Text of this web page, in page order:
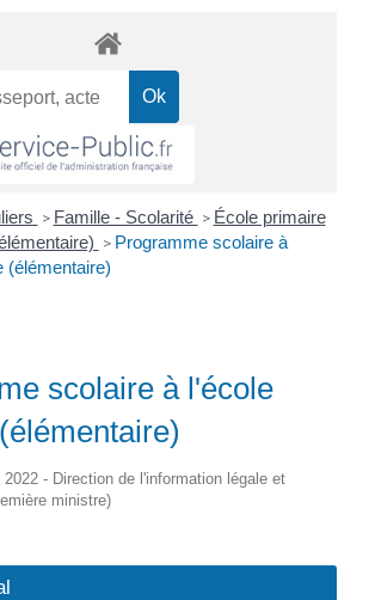
> Famille - Scolarité > École primaire
> Programme scolaire à
(élémentaire)
scolaire à l'école
- Direction de l'information légale et
ministre)